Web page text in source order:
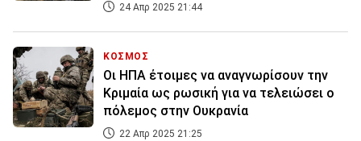
24 Απρ 2025 21:44
ΚΟΣΜΟΣ
Οι ΗΠΑ έτοιμες να αναγνωρίσουν την
Κριμαία ως ρωσική για να τελειώσει ο
πόλεμος στην Ουκρανία
22 Απρ 2025 21:25